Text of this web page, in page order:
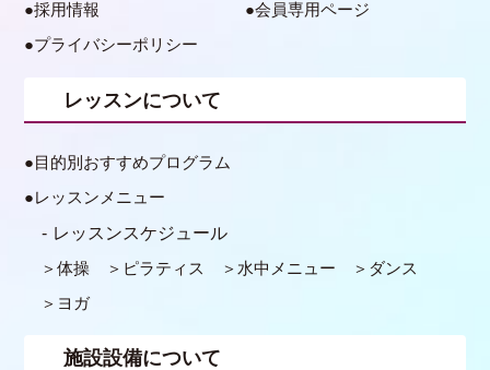
採用情報
会員専用ページ
プライバシーポリシー
レッスンについて
目的別おすすめプログラム
レッスンメニュー
レッスンスケジュール
体操 ピラティス 水中メニュー
ダンス
ヨガ
施設設備について